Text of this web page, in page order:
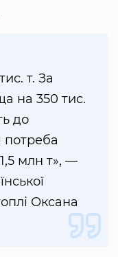
т. За
на 350 тис.
до
потреба
млн т», —
Оксана